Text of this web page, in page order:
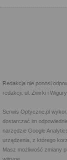
Redakcja nie ponosi
redakcji: ul. Żwirki i
Serwis Optyczne.pl
dostarczać im
narzędzie Google
urządzenia, z którego
Masz możliwość zmiany